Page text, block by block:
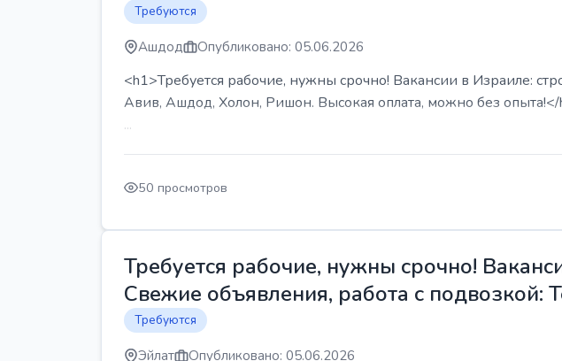
Требуются
Ашдод Опубликовано: 05.06.2026
<h1>Требуется рабочие, нужны срочно! Вакансии в Израиле:
Авив, Ашдод, Холон, Ришон. Высокая оплата, можно без
...
50 просмотров
Требуется рабочие, нужны срочно!
Свежие объявления, работа с
Требуются
Эйлат Опубликовано: 05.06.2026